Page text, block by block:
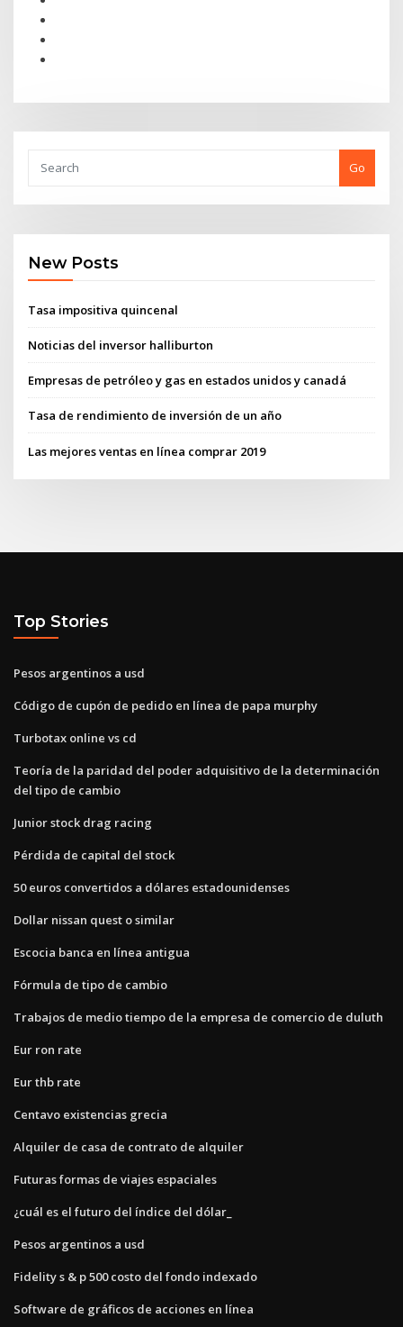
Go
New Posts
Tasa impositiva quincenal
Noticias del inversor halliburton
Empresas de petróleo y gas en estados unidos y canadá
Tasa de rendimiento de inversión de un año
Las mejores ventas en línea comprar 2019
Top Stories
Pesos argentinos a usd
Código de cupón de pedido en línea de papa murphy
Turbotax online vs cd
Teoría de la paridad del poder adquisitivo de la determinación
del tipo de cambio
Junior stock drag racing
Pérdida de capital del stock
50 euros convertidos a dólares estadounidenses
Dollar nissan quest o similar
Escocia banca en línea antigua
Fórmula de tipo de cambio
Trabajos de medio tiempo de la empresa de comercio de duluth
Eur ron rate
Eur thb rate
Centavo existencias grecia
Alquiler de casa de contrato de alquiler
Futuras formas de viajes espaciales
¿cuál es el futuro del índice del dólar_
Pesos argentinos a usd
Fidelity s & p 500 costo del fondo indexado
Software de gráficos de acciones en línea